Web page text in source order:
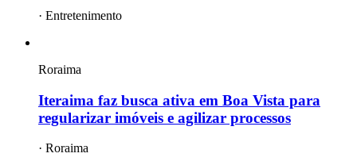
· Entretenimento
Roraima
Iteraima faz busca ativa em Boa Vista para
regularizar imóveis e agilizar processos
· Roraima